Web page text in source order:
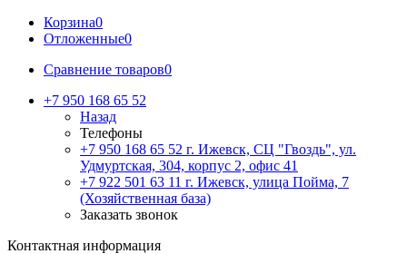
Корзина0
Отложенные0
Сравнение товаров0
+7 950 168 65 52
Назад
Телефоны
+7 950 168 65 52 г. Ижевск, СЦ "Гвоздь", ул.
Удмуртская, 304, корпус 2, офис 41
+7 922 501 63 11 г. Ижевск, улица Пойма, 7
(Хозяйственная база)
Заказать звонок
Контактная информация